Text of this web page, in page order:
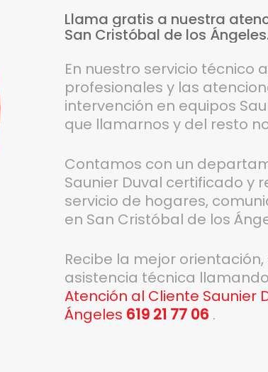
Llama gratis a nuestra
San Cristóbal de los
En nuestro servicio técnico
profesionales y las
intervención en equipos
que llamarnos y del resto
Contamos con un
Saunier Duval certificado y
servicio de hogares,
en San Cristóbal de los
Recibe la mejor
asistencia técnica
Atención al Cliente Saunier
Ángeles 619 21 77 06 .